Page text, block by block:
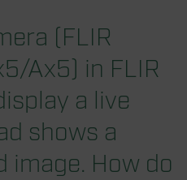
(FLIR
Ax5) in FLIR
a live
shows a
image. How do